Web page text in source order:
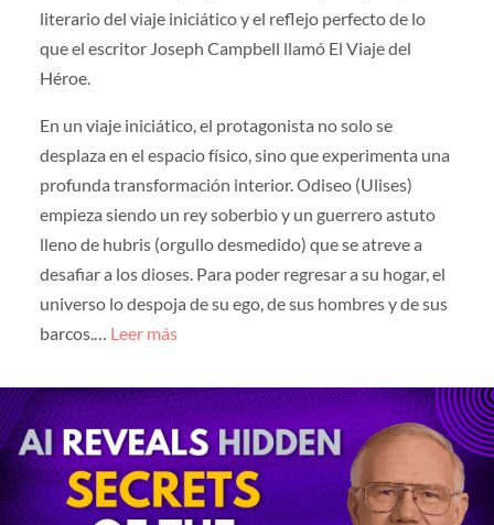
literario del viaje iniciático y el reflejo perfecto de lo
que el escritor Joseph Campbell llamó El Viaje del
Héroe.
En un viaje iniciático, el protagonista no solo se
desplaza en el espacio físico, sino que experimenta una
profunda transformación interior. Odiseo (Ulises)
empieza siendo un rey soberbio y un guerrero astuto
lleno de hubris (orgullo desmedido) que se atreve a
desafiar a los dioses. Para poder regresar a su hogar, el
universo lo despoja de su ego, de sus hombres y de sus
barcos.… Leer más